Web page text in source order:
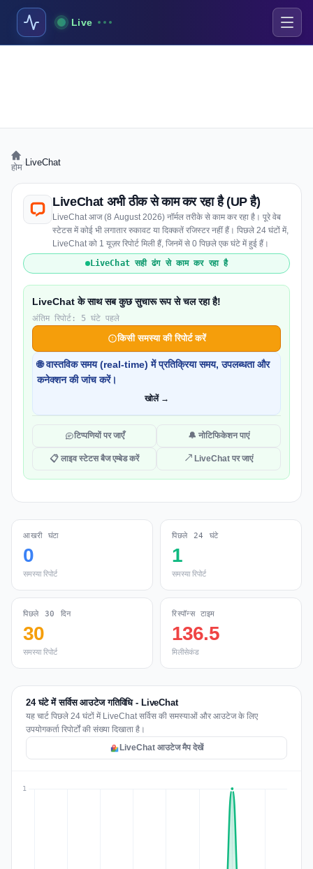
Live
होम LiveChat
LiveChat अभी ठीक से काम कर रहा है (UP है)
LiveChat आज (8 August 2026) नॉर्मल तरीके से काम कर रहा है। पूरे वेब
स्टेटस में कोई भी लगातार रुकावट या दिक्कतें रजिस्टर नहीं हैं। पिछले 24 घंटों में,
LiveChat को 1 यूज़र रिपोर्ट मिली हैं, जिनमें से 0 पिछले एक घंटे में हुई हैं।
LiveChat सही ढंग से काम कर रहा है
LiveChat के साथ सब कुछ सुचारू रूप से चल रहा है!
अंतिम रिपोर्ट: 5 घंटे पहले
किसी समस्या की रिपोर्ट करें
🌐 वास्तविक समय (real-time) में प्रतिक्रिया समय, उपलब्धता और
कनेक्शन की जांच करें।
खोलें →
टिप्पणियों पर जाएँ 🔔 नोटिफिकेशन पाएं
📋 लाइव स्टेटस बैज एम्बेड करें ↗ LiveChat पर जाएं
आखरी घंटा
0
समस्या रिपोर्ट
पिछले 24 घंटे
1
समस्या रिपोर्ट
पिछले 30 दिन
30
समस्या रिपोर्ट
रिस्पॉन्स टाइम
136.5
मिलीसेकंड
24 घंटे में सर्विस आउटेज गतिविधि - LiveChat
यह चार्ट पिछले 24 घंटों में LiveChat सर्विस की समस्याओं और आउटेज के लिए
उपयोगकर्ता रिपोर्टों की संख्या दिखाता है।
LiveChat आउटेज मैप देखें